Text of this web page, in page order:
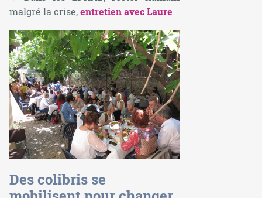
malgré la crise,entretien avec Laure
Des colibris se